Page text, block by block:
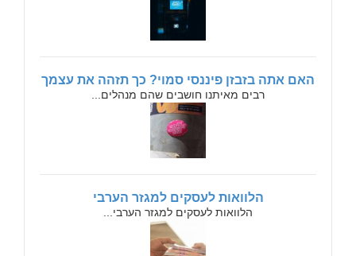
האם אתה בזבזן פיננסי סמוי? כך תזהה את עצמך
רבים מאיתנו חושבים שהם מנהלים...
הלוואות לעסקים למגזר הערבי
הלוואות לעסקים למגזר הערבי...